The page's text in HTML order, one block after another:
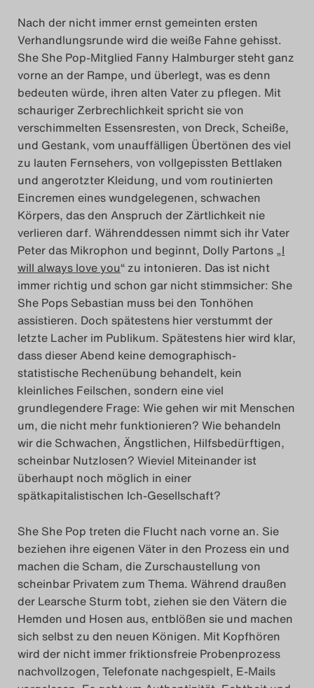
Das Theatertreffen-
2022
Das Theatertreffen-
2023
Das Theatertreffen-
2024
Das Theatertreffen-
2025
Das Theatertreffen-
Archiv
Impressum
Nutzungsbedingungen
Search
Nach der nicht immer ernst gemeinten ersten
Verhandlungsrunde wird die weiße Fahne gehisst.
She She Pop-Mitglied Fanny Halmburger steht ganz
vorne an der Rampe, und überlegt, was es denn
bedeuten würde, ihren alten Vater zu pflegen. Mit
schauriger Zerbrechlichkeit spricht sie von
verschimmelten Essensresten, von Dreck, Scheiße,
und Gestank, vom unauffälligen Übertönen des viel
zu lauten Fernsehers, von vollgepissten Bettlaken
und angerotzter Kleidung, und vom routinierten
Eincremen eines wundgelegenen, schwachen
Körpers, das den Anspruch der Zärtlichkeit nie
verlieren darf. Währenddessen nimmt sich ihr Vater
Peter das Mikrophon und beginnt, Dolly Partons „I
will always love you“ zu intonieren. Das ist nicht
immer richtig und schon gar nicht stimmsicher: She
She Pops Sebastian muss bei den Tonhöhen
assistieren. Doch spätestens hier verstummt der
letzte Lacher im Publikum. Spätestens hier wird klar,
dass dieser Abend keine demographisch-
statistische Rechenübung behandelt, kein
kleinliches Feilschen, sondern eine viel
grundlegendere Frage: Wie gehen wir mit Menschen
um, die nicht mehr funktionieren? Wie behandeln
wir die Schwachen, Ängstlichen, Hilfsbedürftigen,
scheinbar Nutzlosen? Wieviel Miteinander ist
überhaupt noch möglich in einer
spätkapitalistischen Ich-Gesellschaft?
She She Pop treten die Flucht nach vorne an. Sie
beziehen ihre eigenen Väter in den Prozess ein und
machen die Scham, die Zurschaustellung von
scheinbar Privatem zum Thema. Während draußen
der Learsche Sturm tobt, ziehen sie den Vätern die
Hemden und Hosen aus, entblößen sie und machen
sich selbst zu den neuen Königen. Mit Kopfhören
wird der nicht immer friktionsfreie Probenprozess
nachvollzogen, Telefonate nachgespielt, E-Mails